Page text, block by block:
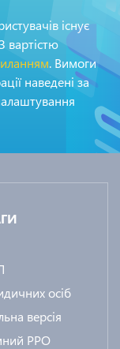
існує
вартістю
. Вимоги
наведені за
осіб
версія
РРО